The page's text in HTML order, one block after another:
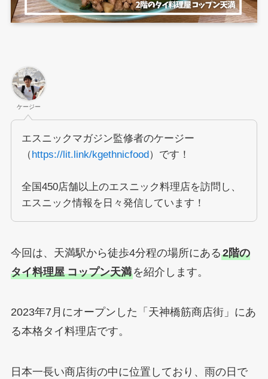
ケージー
エスニックマガジン監修者のケージー
（https://lit.link/kgethnicfood）です！
全国450店舗以上のエスニック料理店を訪問し、
エスニック情報を日々発信しています！
今回は、天満駅から徒歩4分程の場所にある2階の
タイ料理屋 コップン天満を紹介します。
2023年7月にオープンした「天神橋筋商店街」にあ
る本格タイ料理店です。
日本一長い商店街の中に位置しており、雨の日で